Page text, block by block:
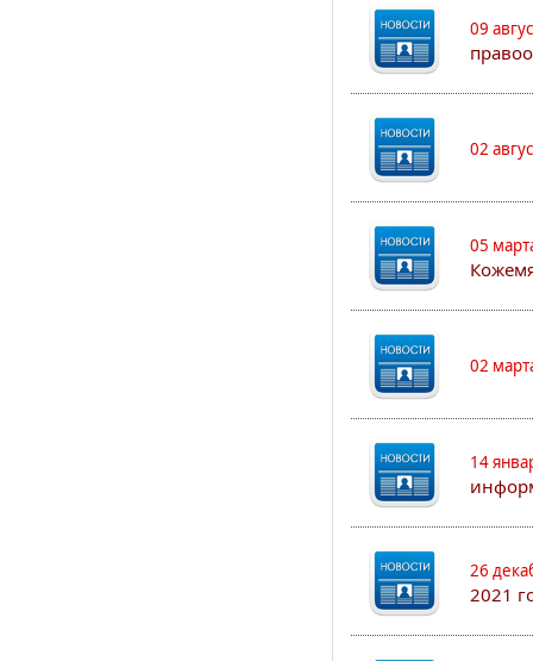
09
02
05
02
14
26
2021